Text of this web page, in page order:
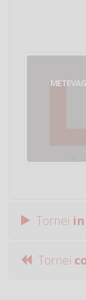
Tornei
Tornei